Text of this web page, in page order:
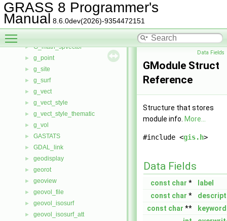
GRASS 8 Programmer's
Manual 8.6.0dev(2026)-9354472151
► func_desc
► G_3dview
► G__
► G_math_spvector
► g_point
► g_site
► g_surf
► g_vect
► g_vect_style
► g_vect_style_thematic
► g_vol
► GASTATS
► GDAL_link
► geodisplay
► georot
► geoview
► geovol_file
► geovol_isosurf
► geovol_isosurf_att
Data Fields
GModule Struct
Reference
Structure that stores
module info. More...
#include <gis.h>
Data Fields
const char *
label
const char *
const char **